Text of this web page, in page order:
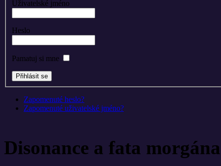
Uživatelské jméno
Heslo
Pamatuj si mne
Zapomenuté heslo?
Zapomenuté uživatelské jméno?
Disonance a fata morgána